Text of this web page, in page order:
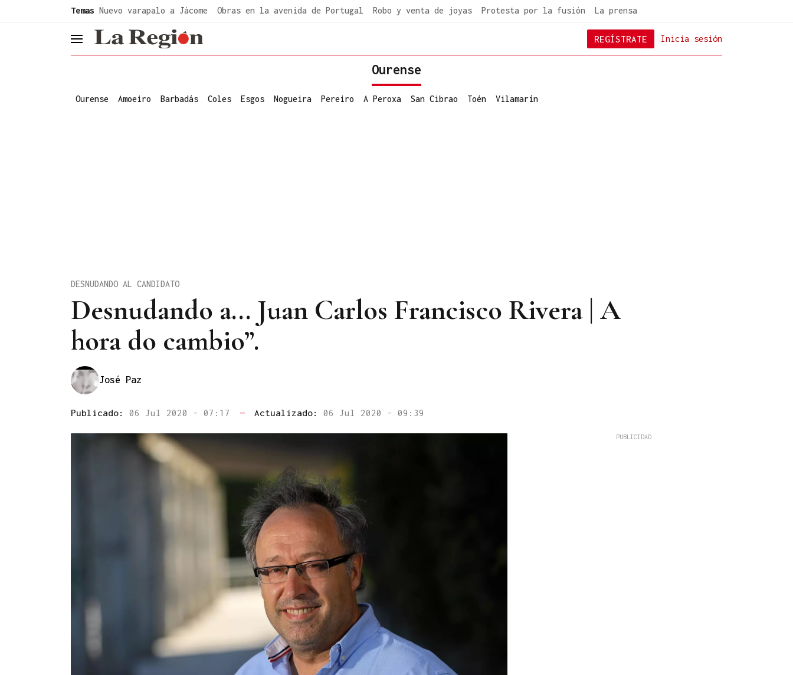
Temas Nuevo varapalo a Jácome Obras en la avenida de Portugal Robo y venta de joyas Protesta por la fusión La prensa
header.menu.open Inicia sesión
REGÍSTRATE
Ourense
Ourense Amoeiro Barbadás Coles Esgos Nogueira Pereiro A Peroxa San Cibrao Toén Vilamarín
Desnudando a... Juan Carlos Francisco Rivera | A
hora do cambio”.
DESNUDANDO AL CANDIDATO
José Paz
Publicado: 06 Jul 2020 - 07:17 — Actualizado: 06 Jul 2020 - 09:39